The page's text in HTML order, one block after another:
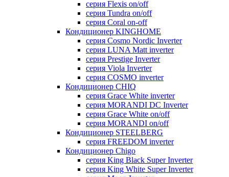
серия Flexis on/off
серия Tundra on/off
серия Coral on-off
Кондиционер KINGHOME
серия Cosmo Nordic Inverter
серия LUNA Matt inverter
серия Prestige Inverter
серия Viola Inverter
серия COSMO inverter
Кондиционер CHIQ
серия Grace White inverter
серия MORANDI DC Inverter
серия Grace White on/off
серия MORANDI on/off
Кондиционер STEELBERG
серия FREEDOM inverter
Кондиционер Chigo
серия King Black Super Inverter
серия King White Super Inverter